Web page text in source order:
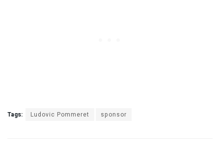
Tags: Ludovic Pommeret sponsor